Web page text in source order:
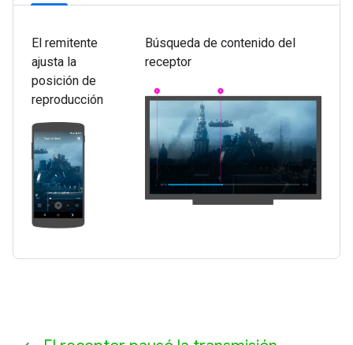
El remitente
ajusta la
posición de
reproducción
Búsqueda de contenido del
receptor